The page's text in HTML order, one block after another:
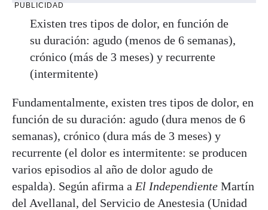
PUBLICIDAD
Existen tres tipos de dolor, en función de
su duración: agudo (menos de 6 semanas),
crónico (más de 3 meses) y recurrente
(intermitente)
Fundamentalmente, existen tres tipos de dolor, en
función de su duración: agudo (dura menos de 6
semanas), crónico (dura más de 3 meses) y
recurrente (el dolor es intermitente: se producen
varios episodios al año de dolor agudo de
espalda). Según afirma a El Independiente Martín
del Avellanal, del Servicio de Anestesia (Unidad